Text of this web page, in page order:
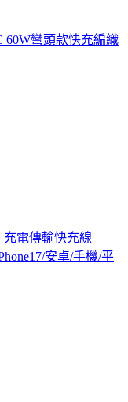
60W彎頭款快充編織
充電傳輸快充線
安卓/手機/平